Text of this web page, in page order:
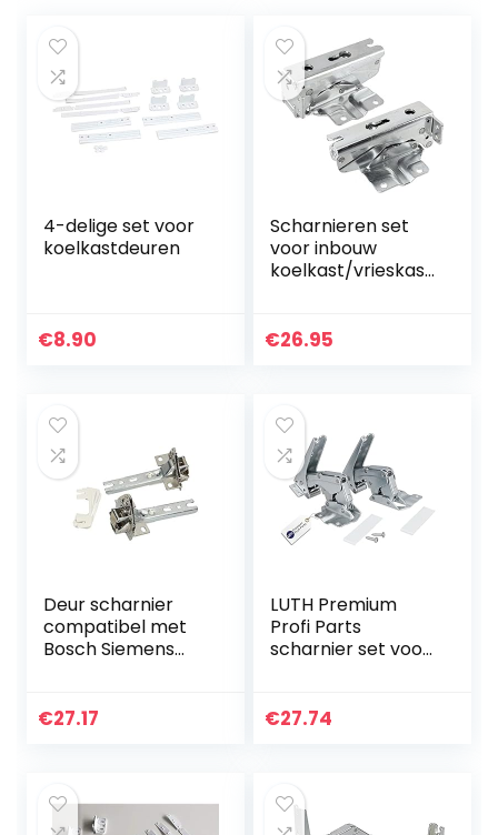
4-delige set voor
koelkastdeuren
€8.90
Scharnieren set
voor inbouw
koelkast/vrieskast
(2St.)
€26.95
Deur scharnier
compatibel met
Bosch Siemens
deur 00268698
€27.17
LUTH Premium
Profi Parts
scharnier set voor
Bosch Siemens
€27.74